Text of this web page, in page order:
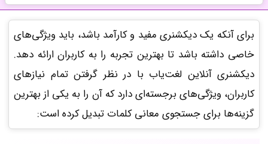
برای آنکه یک دیکشنری مفید و کارآمد باشد، باید ویژگی‌های
خاصی داشته باشد تا بهترین تجربه را به کاربران ارائه دهد.
دیکشنری آنلاین لغت‌یاب با در نظر گرفتن تمام نیازهای
کاربران، ویژگی‌های برجسته‌ای دارد که آن را به یکی از بهترین
گزینه‌ها برای جستجوی معانی کلمات تبدیل کرده است: